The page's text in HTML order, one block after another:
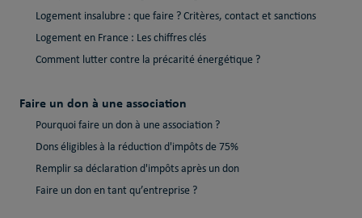
Logement insalubre : que faire ? Critères, contact et sanctions
Logement en France : Les chiffres clés
Comment lutter contre la précarité énergétique ?
Faire un don à une association
Pourquoi faire un don à une association ?
Dons éligibles à la réduction d'impôts de 75%
Remplir sa déclaration d'impôts après un don
Faire un don en tant qu’entreprise ?